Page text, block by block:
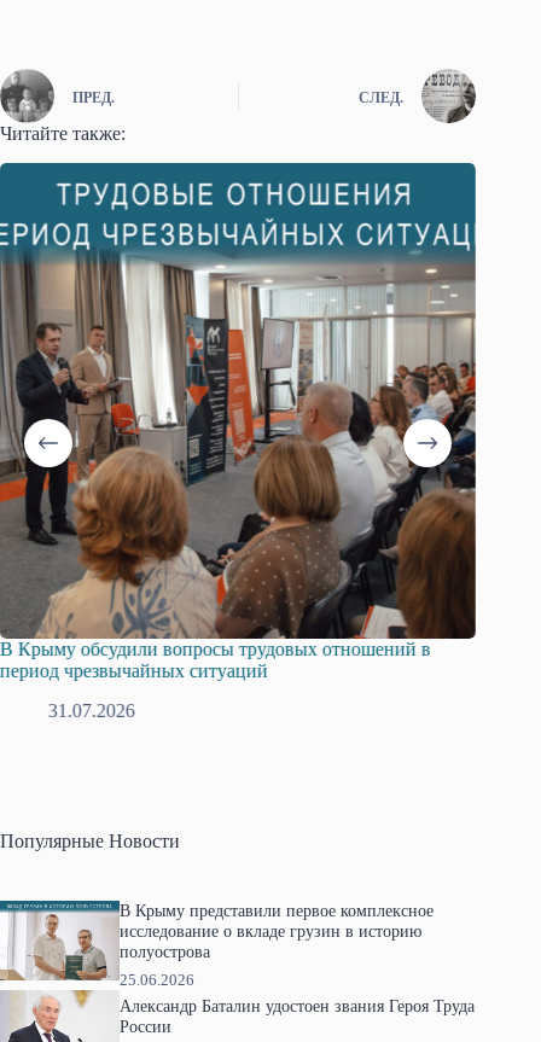
ПРЕД. СЛЕД.
Читайте также:
В Крыму обсудили вопросы трудовых отношений в
период чрезвычайных ситуаций
31.07.2026
Популярные Новости
В Крыму представили первое комплексное
исследование о вкладе грузин в историю
полуострова
25.06.2026
Александр Баталин удостоен звания Героя Труда
России